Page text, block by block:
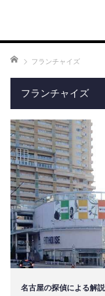
ホーム フランチャイズ
フランチャイズ
名古屋の探偵による解説